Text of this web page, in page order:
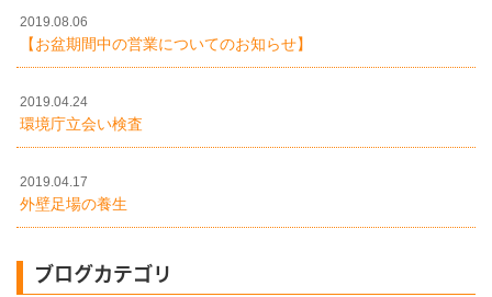
2019.08.06
【お盆期間中の営業についてのお知らせ】
2019.04.24
環境庁立会い検査
2019.04.17
外壁足場の養生
ブログカテゴリ